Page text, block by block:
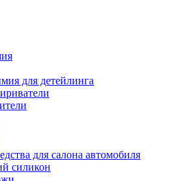
для детейлинга
для салона автомобиля
силикон